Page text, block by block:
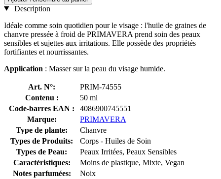
Description
Idéale comme soin quotidien pour le visage : l'huile de graines de
chanvre pressée à froid de PRIMAVERA prend soin des peaux
sensibles et sujettes aux irritations. Elle possède des propriétés
fortifiantes et nourrissantes.
Application : Masser sur la peau du visage humide.
Art. N°:
PRIM-74555
Contenu :
50 ml
Code-barres EAN :
4086900745551
Marque:
PRIMAVERA
Type de plante:
Chanvre
Types de Produits:
Corps - Huiles de Soin
Types de Peau:
Peaux Irritées, Peaux Sensibles
Caractéristiques:
Moins de plastique, Mixte, Vegan
Notes parfumées:
Noix